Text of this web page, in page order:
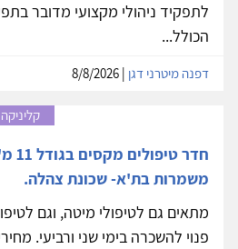
לתפקיד ניהולי מקצועי מדובר
הכולל...
דפנה מיטרני דגן
משמרות בת'א- שכונת צהלה.
מתאים גם לטיפולי מיטה, וגם
פנוי להשכרה בימי שני ורביעי.